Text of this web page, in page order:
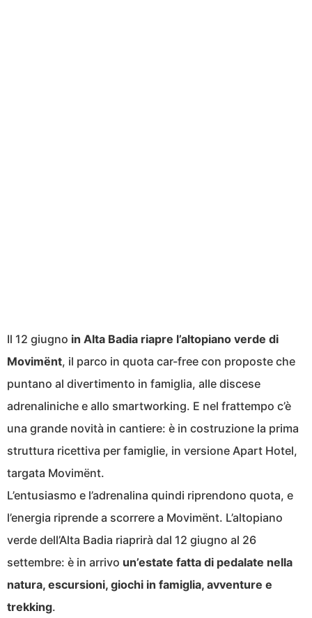
Il 12 giugno in Alta Badia riapre l’altopiano verde di
Movimënt, il parco in quota car-free con proposte che
puntano al divertimento in famiglia, alle discese
adrenaliniche e allo smartworking. E nel frattempo c’è
una grande novità in cantiere: è in costruzione la prima
struttura ricettiva per famiglie, in versione Apart Hotel,
targata Movimënt.
L’entusiasmo e l’adrenalina quindi riprendono quota, e
l’energia riprende a scorrere a Movimënt. L’altopiano
verde dell’Alta Badia riaprirà dal 12 giugno al 26
settembre: è in arrivo un’estate fatta di pedalate nella
natura, escursioni, giochi in famiglia, avventure e
trekking.